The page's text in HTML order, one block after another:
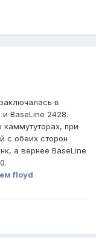
в
BaseLine 2428.
при
с обеих сторон
а вернее BaseLine
floyd